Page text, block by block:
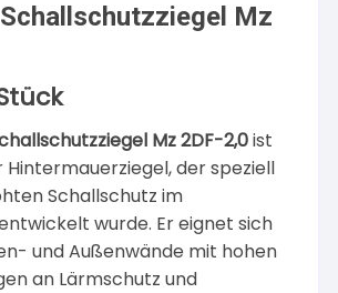
Mz
Mz 2DF-2,0ist
Hintermauerziegel, der speziell
Schallschutz im
wurde. Er eignet sich
und Außenwände mit hohen
an Lärmschutz und